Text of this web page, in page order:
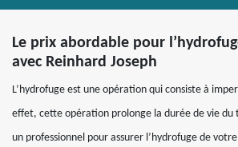
Le prix abordable pour
avec Reinhard Joseph
L’hydrofuge est une opération qui consiste à
effet, cette opération prolonge la durée de vie du
un professionnel pour assurer l’hydrofuge de